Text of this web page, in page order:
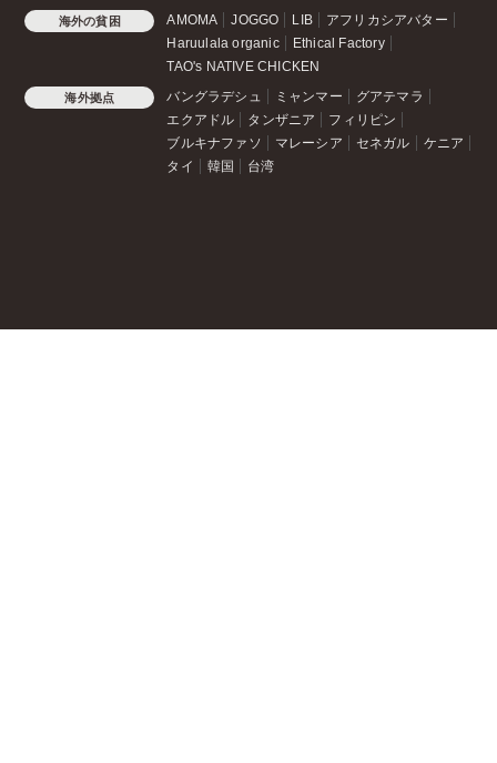
海外の貧困 AMOMA JOGGO LIB
アフリカシアバター
Haruulala organic
Ethical Factory
TAO's NATIVE CHICKEN
海外拠点 バングラデシュ ミャンマー
グアテマラ
エクアドル
タンザニア
フィリピン
ブルキナファソ
マレーシア セネガル
ケニア
タイ
韓国 台湾